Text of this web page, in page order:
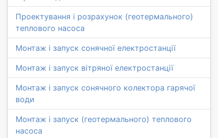
Проектування і розрахунок (геотермального)
теплового насоса
Монтаж і запуск сонячної електростанції
Монтаж і запуск вітряної електростанції
Монтаж і запуск сонячного колектора гарячої
води
Монтаж і запуск (геотермального) теплового
насоса